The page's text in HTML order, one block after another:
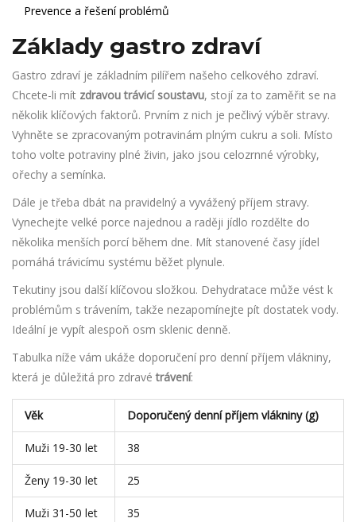
Prevence a řešení problémů
Základy gastro zdraví
Gastro zdraví je základním pilířem našeho celkového zdraví.
Chcete-li mít zdravou trávicí soustavu, stojí za to zaměřit se na
několik klíčových faktorů. Prvním z nich je pečlivý výběr stravy.
Vyhněte se zpracovaným potravinám plným cukru a soli. Místo
toho volte potraviny plné živin, jako jsou celozrnné výrobky,
ořechy a semínka.
Dále je třeba dbát na pravidelný a vyvážený příjem stravy.
Vynechejte velké porce najednou a raději jídlo rozdělte do
několika menších porcí během dne. Mít stanovené časy jídel
pomáhá trávicímu systému běžet plynule.
Tekutiny jsou další klíčovou složkou. Dehydratace může vést k
problémům s trávením, takže nezapomínejte pít dostatek vody.
Ideální je vypít alespoň osm sklenic denně.
Tabulka níže vám ukáže doporučení pro denní příjem vlákniny,
která je důležitá pro zdravétrávení:
Věk Doporučený denní příjem vlákniny (g)
Muži 19-30 let 38
Ženy 19-30 let 25
Muži 31-50 let 35